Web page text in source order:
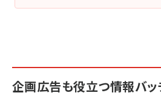
企画広告も役立つ情報バッ